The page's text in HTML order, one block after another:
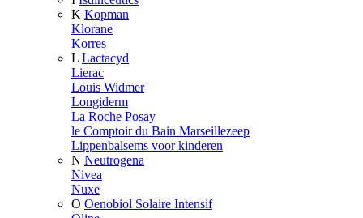
K Kopman
Klorane
Korres
L Lactacyd
Lierac
Louis Widmer
Longiderm
La Roche Posay
le Comptoir du Bain Marseillezeep
Lippenbalsems voor kinderen
N Neutrogena
Nivea
Nuxe
O Oenobiol Solaire Intensif